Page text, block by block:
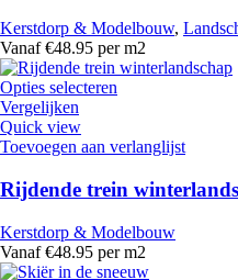
Kerstdorp & Modelbouw,
Vanaf €48.95 per m2
Opties selecteren
Vergelijken
Quick view
Toevoegen aan verlanglijst
Rijdende trein
Kerstdorp & Modelbouw
Vanaf €48.95 per m2